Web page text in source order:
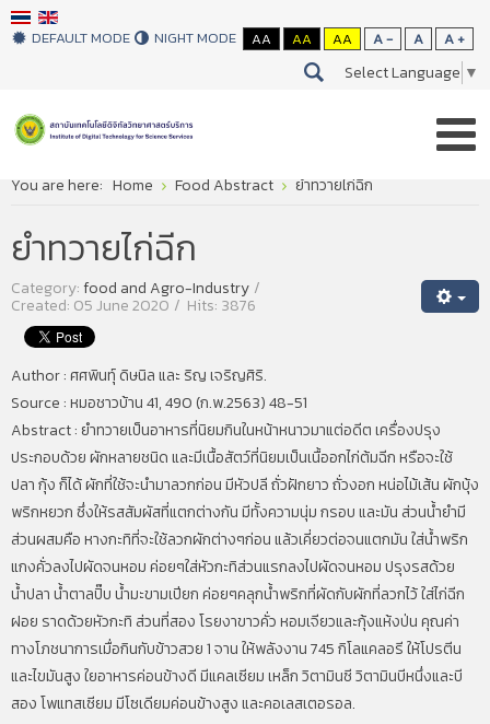
DEFAULT MODE NIGHT MODE AA AA AA A - A A +
Select Language ▼
You are here: Home Food Abstract ยำทวายไก่ฉีก
ยำทวายไก่ฉีก
Category:food and Agro-Industry
Created: 05 June 2020 Hits: 3876
Author : ศศพินทุ์ ดิษนิล และ ริญ เจริญศิริ.
Source : หมอชาวบ้าน 41, 490 (ก.พ.2563) 48-51
Abstract : ยำทวายเป็นอาหารที่นิยมกินในหน้าหนาวมาแต่อดีต เครื่องปรุง
ประกอบด้วย ผักหลายชนิด และมีเนื้อสัตว์ที่นิยมเป็นเนื้ออกไก่ต้มฉีก หรือจะใช้
ปลา กุ้ง ก็ได้ ผักที่ใช้จะนำมาลวกก่อน มีหัวปลี ถั่วฝักยาว ถั่วงอก หน่อไม้เส้น ผักบุ้ง
พริกหยวก ซึ่งให้รสสัมผัสที่แตกต่างกัน มีทั้งความนุ่ม กรอบ และมัน ส่วนน้ำยำมี
ส่วนผสมคือ หางกะทิที่จะใช้ลวกผักต่างๆก่อน แล้วเคี่ยวต่อจนแตกมัน ใส่น้ำพริก
แกงคั่วลงไปผัดจนหอม ค่อยๆใส่หัวกะทิส่วนแรกลงไปผัดจนหอม ปรุงรสด้วย
น้ำปลา น้ำตาลปิ๊บ น้ำมะขามเปียก ค่อยๆคลุกน้ำพริกที่ผัดกับผักที่ลวกไว้ ใส่ไก่ฉีก
ฝอย ราดด้วยหัวกะทิ ส่วนที่สอง โรยงาขาวคั่ว หอมเจียวและกุ้งแห้งป่น คุณค่า
ทางโภชนาการเมื่อกินกับข้าวสวย 1 จาน ให้พลังงาน 745 กิโลแคลอรี ให้โปรตีน
และไขมันสูง ใยอาหารค่อนข้างดี มีแคลเซียม เหล็ก วิตามินซี วิตามินบีหนึ่งและบี
สอง โพแทสเซียม มีโซเดียมค่อนข้างสูง และคอเลสเตอรอล.